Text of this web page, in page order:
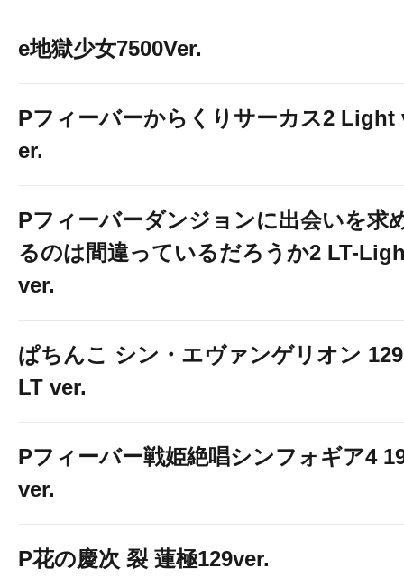
e地獄少女7500Ver.
Pフィーバーからくりサーカス2 Light
er.
Pフィーバーダンジョンに出会いを求
るのは間違っているだろうか2 LT-
ver.
ぱちんこ シン・エヴァンゲリオン 129
LT ver.
Pフィーバー戦姫絶唱シンフォギア4
ver.
P花の慶次 裂 蓮極129ver.